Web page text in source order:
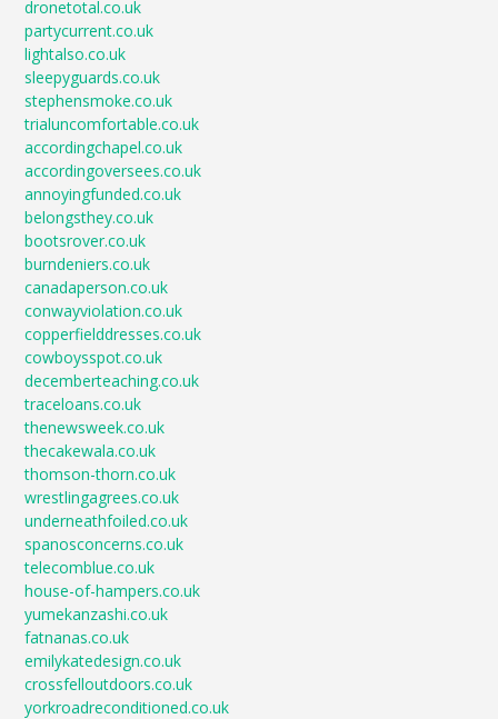
dronetotal.co.uk
partycurrent.co.uk
lightalso.co.uk
sleepyguards.co.uk
stephensmoke.co.uk
trialuncomfortable.co.uk
accordingchapel.co.uk
accordingoversees.co.uk
annoyingfunded.co.uk
belongsthey.co.uk
bootsrover.co.uk
burndeniers.co.uk
canadaperson.co.uk
conwayviolation.co.uk
copperfielddresses.co.uk
cowboysspot.co.uk
decemberteaching.co.uk
traceloans.co.uk
thenewsweek.co.uk
thecakewala.co.uk
thomson-thorn.co.uk
wrestlingagrees.co.uk
underneathfoiled.co.uk
spanosconcerns.co.uk
telecomblue.co.uk
house-of-hampers.co.uk
yumekanzashi.co.uk
fatnanas.co.uk
emilykatedesign.co.uk
crossfelloutdoors.co.uk
yorkroadreconditioned.co.uk